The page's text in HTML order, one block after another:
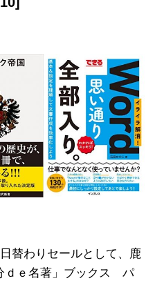
替わりセールとして、鹿
ｄｅ名著」ブックス パ